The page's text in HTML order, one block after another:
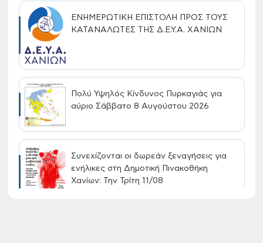
ΕΝΗΜΕΡΩΤΙΚΗ ΕΠΙΣΤΟΛΗ ΠΡΟΣ ΤΟΥΣ
ΚΑΤΑΝΑΛΩΤΕΣ ΤΗΣ Δ.Ε.Υ.Α. ΧΑΝΙΩΝ
Πολύ Υψηλός Κίνδυνος Πυρκαγιάς για
αύριο Σάββατο 8 Αυγούστου 2026
Συνεχίζονται οι δωρεάν ξεναγήσεις για
ενήλικες στη Δημοτική Πινακοθήκη
Χανίων: Την Τρίτη 11/08